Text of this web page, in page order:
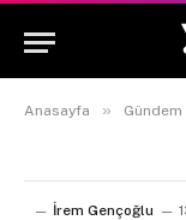
Anasayfa » Gündem
İrem Gençoğlu